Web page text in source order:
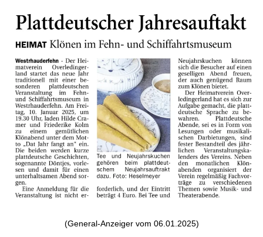
(General-Anzeiger vom 06.01.2025)